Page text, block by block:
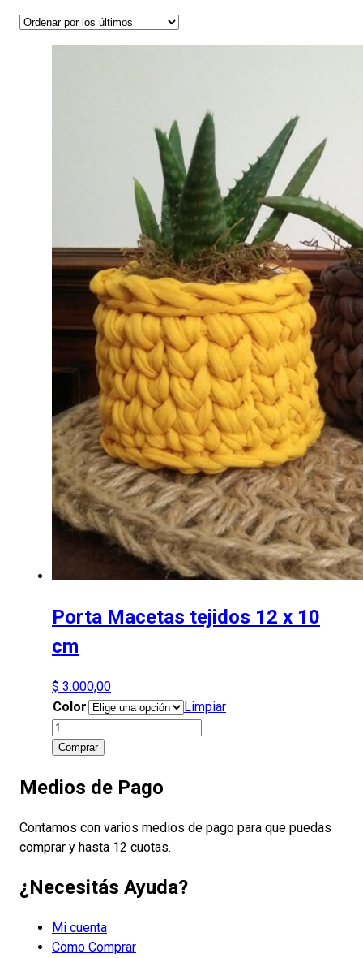
Porta Macetas tejidos 12 x 10
cm
$ 3.000,00
Color
Limpiar
Porta
Macetas
12
10
cm
Comprar
Medios de Pago
Contamos con varios medios de pago para que puedas
comprar y hasta 12 cuotas.
¿Necesitás Ayuda?
Mi cuenta
Como Comprar